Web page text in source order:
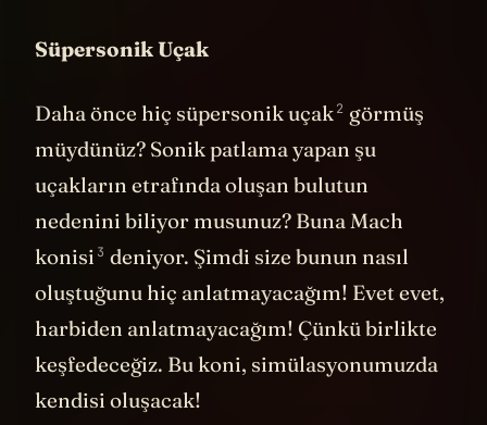
Daha önce hiçsüpersonik uçak 2görmüş
müydünüz? Sonik patlama yapan şu
uçakların etrafında oluşan bulutun
nedenini biliyor musunuz? BunaMach
konisi3deniyor. Şimdi size bunun nasıl
oluştuğunu hiç anlatmayacağım! Evet evet,
harbiden anlatmayacağım! Çünkü birlikte
keşfedeceğiz. Bu koni, simülasyonumuzda